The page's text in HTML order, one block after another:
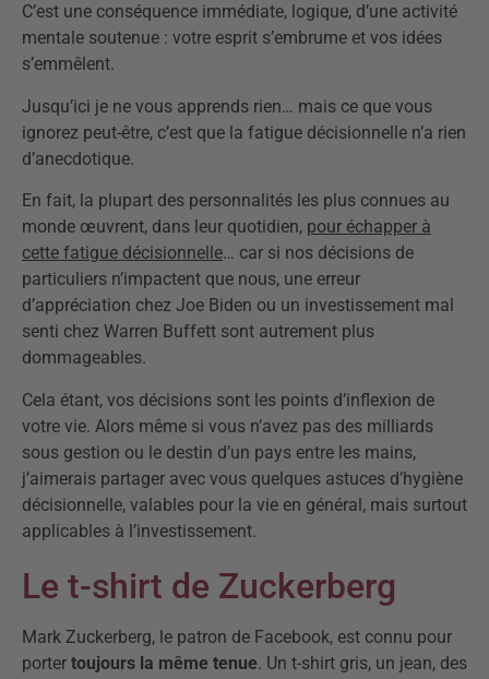
C’est une conséquence immédiate, logique, d’une activité
mentale soutenue : votre esprit s’embrume et vos idées
s’emmêlent.
Jusqu’ici je ne vous apprends rien… mais ce que vous
ignorez peut-être, c’est que la fatigue décisionnelle n’a rien
d’anecdotique.
En fait, la plupart des personnalités les plus connues au
monde œuvrent, dans leur quotidien, pour échapper à
cette fatigue décisionnelle… car si nos décisions de
particuliers n’impactent que nous, une erreur
d’appréciation chez Joe Biden ou un investissement mal
senti chez Warren Buffett sont autrement plus
dommageables.
Cela étant, vos décisions sont les points d’inflexion de
votre vie. Alors même si vous n’avez pas des milliards
sous gestion ou le destin d’un pays entre les mains,
j’aimerais partager avec vous quelques astuces d’hygiène
décisionnelle, valables pour la vie en général, mais surtout
applicables à l’investissement.
Le t-shirt de Zuckerberg
Mark Zuckerberg, le patron de Facebook, est connu pour
porter toujours la même tenue. Un t-shirt gris, un jean, des